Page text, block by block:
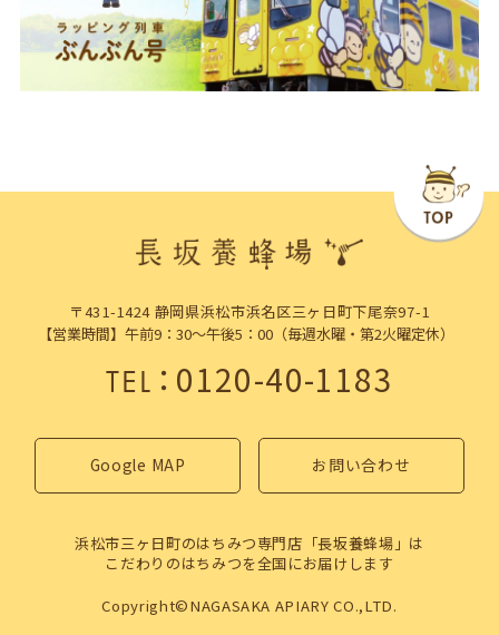
〒431-1424 静岡県浜松市浜名区三ヶ日町下尾奈97-1
【営業時間】午前9：30～午後5：00（毎週水曜・第2火曜定休）
TEL：0120-40-1183
Google MAP お問い合わせ
浜松市三ヶ日町のはちみつ専門店「長坂養蜂場」は
こだわりのはちみつを全国にお届けします
Copyright©NAGASAKA APIARY CO.,LTD.